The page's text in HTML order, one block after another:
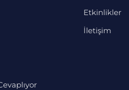
Etkinlikler
İletişim